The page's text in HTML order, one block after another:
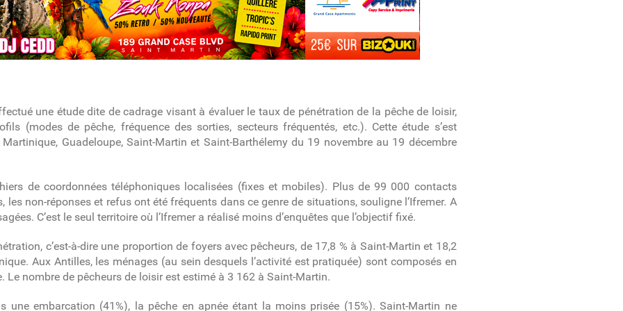
une étude dite de cadrage visant à évaluer le taux de pénétration de la pêche de loisir,
(modes de pêche, fréquence des sorties, secteurs fréquentés, etc.). Cette étude s’est
Martinique, Guadeloupe, Saint-Martin et Saint-Barthélemydu 19 novembre au 19 décembre
de coordonnées téléphoniques localisées (fixes et mobiles). Plus de 99 000 contacts
non-réponses et refus ont été fréquents dans ce genre de situations, souligne l’Ifremer. A
C’est le seul territoire où l’Ifremer a réalisé moins d’enquêtes que l’objectif fixé.
c’est-à-dire une proportion de foyers avec pêcheurs, de 17,8 % à Saint-Martin et 18,2
Aux Antilles, les ménages (au sein desquels l’activité est pratiquée) sont composés en
Le nombre de pêcheurs de loisir est estimé à 3 162 à Saint-Martin.
une embarcation (41%), la pêche en apnée étant la moins prisée (15%). Saint-Martin ne